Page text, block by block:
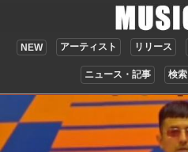
NEW アーティスト リリース
ニュース・記事 検索